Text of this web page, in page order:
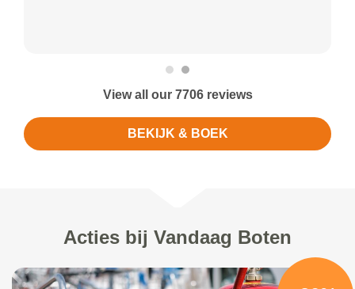
View all our 7706 reviews
BEKIJK & BOEK
Acties bij Vandaag Boten